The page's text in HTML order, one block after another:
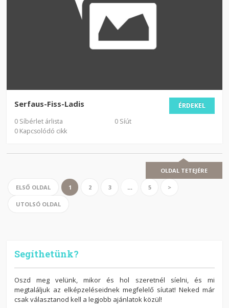
ÉRDEKEL
Serfaus-Fiss-Ladis
0 Síbérlet árlista
0 Síút
0 Kapcsolódó cikk
OLDAL TETEJÉRE
ELSŐ OLDAL 1 2 3 … 5 >
UTOLSÓ OLDAL
Segíthetünk?
Oszd meg velünk, mikor és hol szeretnél síelni, és mi
megtaláljuk az elképzeléseidnek megfelelő síutat! Neked már
csak választanod kell a legjobb ajánlatok közül!